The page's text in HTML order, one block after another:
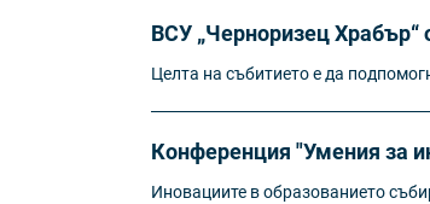
ВСУ „Черноризец Храбър“
Целта на събитието е да
Конференция "Умения за
Иновациите в образованието